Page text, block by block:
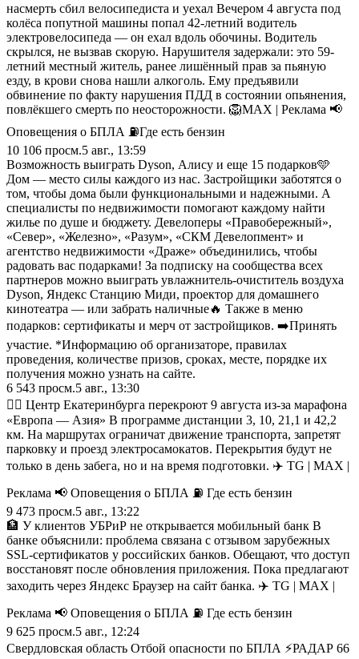
насмерть сбил велосипедиста и уехал Вечером 4 августа под
колёса попутной машины попал 42-летний водитель
электровелосипеда — он ехал вдоль обочины. Водитель
скрылся, не вызвав скорую. Нарушителя задержали: это 59-
летний местный житель, ранее лишённый прав за пьяную
езду, в крови снова нашли алкоголь. Ему предъявили
обвинение по факту нарушения ПДД в состоянии опьянения,
повлёкшего смерть по неосторожности. 🦁MAX | Реклама 📢
Оповещения о БПЛА ⛽️Где есть бензин
10 106 просм.5 авг., 13:59
Возможность выиграть Dyson, Алису и еще 15 подарков🩵
Дом — место силы каждого из нас. Застройщики заботятся о
том, чтобы дома были функциональными и надежными. А
специалисты по недвижимости помогают каждому найти
жилье по душе и бюджету. Девелоперы «Правобережный»,
«Север», «Железно», «Разум», «СКМ Девелопмент» и
агентство недвижимости «Драже» объединились, чтобы
радовать вас подарками! За подписку на сообщества всех
партнеров можно выиграть увлажнитель-очиститель воздуха
Dyson, Яндекс Станцию Миди, проектор для домашнего
кинотеатра — или забрать наличные🔥 Также в меню
подарков: сертификаты и мерч от застройщиков. ➡️Принять
участие. *Информацию об организаторе, правилах
проведения, количестве призов, сроках, месте, порядке их
получения можно узнать на сайте.
6 543 просм.5 авг., 13:30
🏃‍♂️ Центр Екатеринбурга перекроют 9 августа из‑за марафона
«Европа — Азия» В программе дистанции 3, 10, 21,1 и 42,2
км. На маршрутах ограничат движение транспорта, запретят
парковку и проезд электросамокатов. Перекрытия будут не
только в день забега, но и на время подготовки. ✈️ TG | MAX |
Реклама 📢 Оповещения о БПЛА ⛽️ Где есть бензин
9 473 просм.5 авг., 13:22
🏦 У клиентов УБРиР не открывается мобильный банк В
банке объяснили: проблема связана с отзывом зарубежных
SSL‑сертификатов у российских банков. Обещают, что доступ
восстановят после обновления приложения. Пока предлагают
заходить через Яндекс Браузер на сайт банка. ✈️ TG | MAX |
Реклама 📢 Оповещения о БПЛА ⛽️ Где есть бензин
9 625 просм.5 авг., 12:24
Свердловская область Отбой опасности по БПЛА ⚡️РАДАР 66